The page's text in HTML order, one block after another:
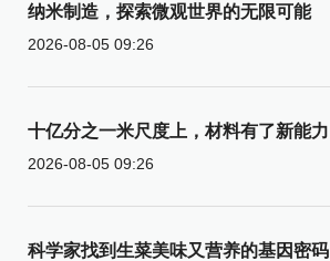
纳米制造，探索微观世界的无限可能
2026-08-05 09:26
十亿分之一米尺度上，材料有了新能力
2026-08-05 09:26
科学家找到生菜美味又营养的基因密码